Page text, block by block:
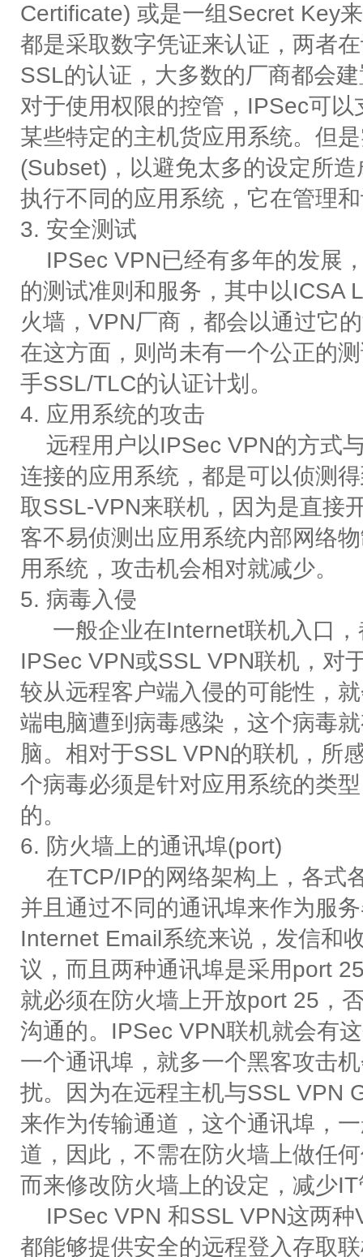
Certificate) 或是一组Secret Key
都是采取数字凭证来认证，两者
SSL的认证，大多数的厂商都会
对于使用权限的控管，IPSec可
某些特定的主机货应用系统。但
(Subset)，以避免太多的设定所
执行不同的应用系统，它在管理
3. 安全测试
IPSec VPN已经有多年的发展
的测试准则和服务，其中以ICSA
火墙，VPN厂商，都会以通过它
在这方面，则尚未有一个公正的
手SSL/TLC的认证计划。
4. 应用系统的攻击
远程用户以IPSec VPN的方式
连接的应用系统，都是可以侦测
取SSL-VPN来联机，因为是直接
客不易侦测出应用系统内部网络
用系统，攻击机会相对就减少。
5. 病毒入侵
一般企业在Internet联机入口，
IPSec VPN或SSL VPN联机，对
较从远程客户端入侵的可能性，
端电脑遭到病毒感染，这个病毒
脑。相对于SSL VPN的联机，所
个病毒必须是针对应用系统的类
的。
6. 防火墙上的通讯埠(port)
在TCP/IP的网络架构上，各式
并且通过不同的通讯埠来作为服
Internet Email系统来说，发信和
议，而且两种通讯埠是采用port
就必须在防火墙上开放port 25，
沟通的。IPSec VPN联机就会有
一个通讯埠，就多一个黑客攻击
扰。因为在远程主机与SSL VPN
来作为传输通道，这个通讯埠，
道，因此，不需在防火墙上做任
而来修改防火墙上的设定，减少
IPSec VPN 和SSL VPN这两种
都能够提供安全的远程登入存取